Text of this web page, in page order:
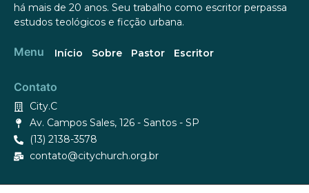
há mais de 20 anos. Seu trabalho como escritor perpassa
estudos teológicos e ficção urbana.
Menu Início Sobre Pastor Escritor
Contato
City.C
Av. Campos Sales, 126 - Santos - SP
(13) 2138-3578
contato@citychurch.org.br